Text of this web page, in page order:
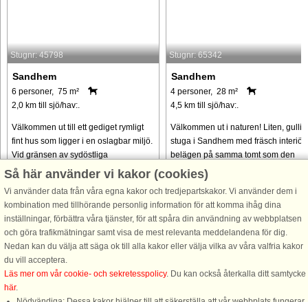
Stugnr: 45798
Sandhem
6 personer, 75 m²
2,0 km till sjö/hav:.
Välkommen ut till ett gediget rymligt
fint hus som ligger i en oslagbar miljö.
Vid gränsen av sydöstliga
Västergötland och till vackra Småland
kallas för Älvan och är ...
från 7.088 SEK
Stugnr: 65342
Sandhem
4 personer, 28 m²
4,5 km till sjö/hav:.
Välkommen ut i naturen! Liten, gullig
stuga i Sandhem med fräsch interiör,
belägen på samma tomt som den
trevliga husägaren (ca 10 m mellan
husen). Här bor du lugnt och avskilt
med naturen precis utanför ...
från 2.795 SEK
Så här använder vi kakor (cookies)
Vi använder data från våra egna kakor och tredjepartskakor. Vi använder dem i
kombination med tillhörande personlig information för att komma ihåg dina
inställningar, förbättra våra tjänster, för att spåra din användning av webbplatsen
och göra trafikmätningar samt visa de mest relevanta meddelandena för dig.
Nedan kan du välja att säga ok till alla kakor eller välja vilka av våra valfria kakor
du vill acceptera.
Läs mer om vår cookie- och sekretesspolicy. Du kan också återkalla ditt samtycke
här.